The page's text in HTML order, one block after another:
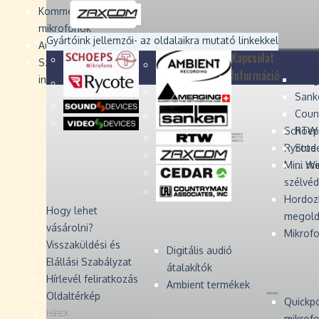
Kommentátor-
mikrofonok
Audio Monitors
Számítógépes audió
interfész
Rycote
Mini
Digitális audió
átalakítók
Ambient termékek
...
Devices
Devices
Zaxcom
Zaxcom
Gyártóink jellemzői- az oldalaikra mutató linkekkel
Kapcsolat
Információ
Hogy lehet
vásárolni?
Visszaküldési és
Elállási Szabályzat
Hírlevél feliratkozás
Oldaltérkép
HÍREK